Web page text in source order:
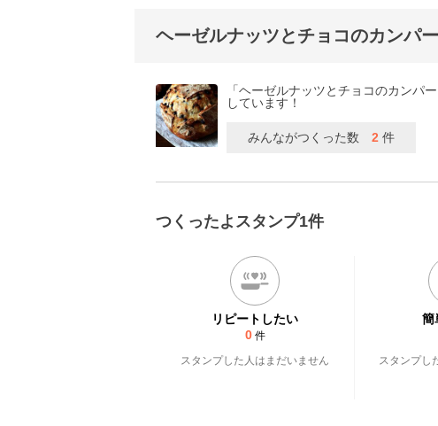
ヘーゼルナッツとチョコのカンパ
「ヘーゼルナッツとチョコのカンパ
しています！
みんながつくった数 2件
つくったよスタンプ1件
リピートしたい
0 件
スタンプした人はまだいません
簡
スタンプし